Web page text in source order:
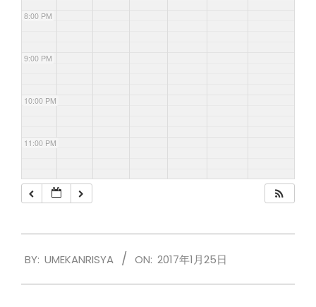
8:00 PM
9:00 PM
10:00 PM
11:00 PM
01-
BY: UMEKANRISYA ON: 2017年1月25日